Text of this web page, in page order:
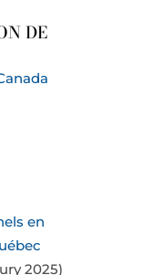
DE
en
2025)